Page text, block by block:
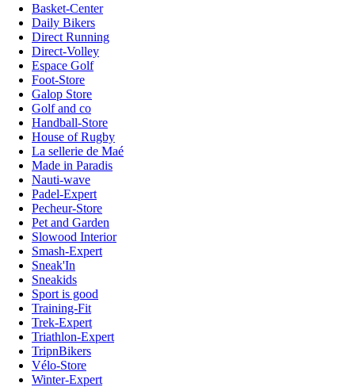
Basket-Center
Daily Bikers
Direct Running
Direct-Volley
Espace Golf
Foot-Store
Galop Store
Golf and co
Handball-Store
House of Rugby
La sellerie de Maé
Made in Paradis
Nauti-wave
Padel-Expert
Pecheur-Store
Pet and Garden
Slowood Interior
Smash-Expert
Sneak'In
Sneakids
Sport is good
Training-Fit
Trek-Expert
Triathlon-Expert
TripnBikers
Vélo-Store
Winter-Expert